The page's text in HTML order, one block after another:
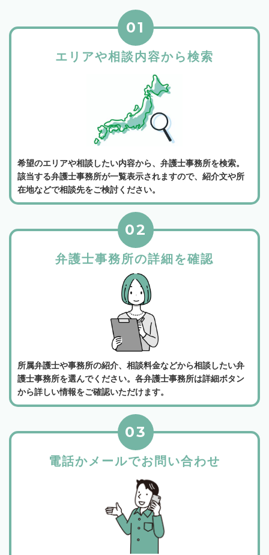
エリアや相談内容から検索
01
希望のエリアや相談したい内容から、弁護士事務所を検索。
該当する弁護士事務所が一覧表示されますので、紹介文や所
在地などで相談先をご検討ください。
弁護士事務所の詳細を確認
02
所属弁護士や事務所の紹介、相談料金などから相談したい弁
護士事務所を選んでください。各弁護士事務所は詳細ボタン
から詳しい情報をご確認いただけます。
電話かメールでお問い合わせ
03